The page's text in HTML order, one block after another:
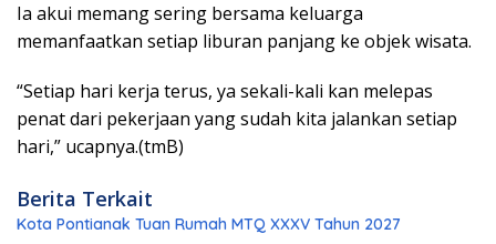
Ia akui memang sering bersama keluarga
memanfaatkan setiap liburan panjang ke objek wisata.
“Setiap hari kerja terus, ya sekali-kali kan melepas
penat dari pekerjaan yang sudah kita jalankan setiap
hari,” ucapnya.(tmB)
Berita Terkait
Kota Pontianak Tuan Rumah MTQ XXXV Tahun 2027